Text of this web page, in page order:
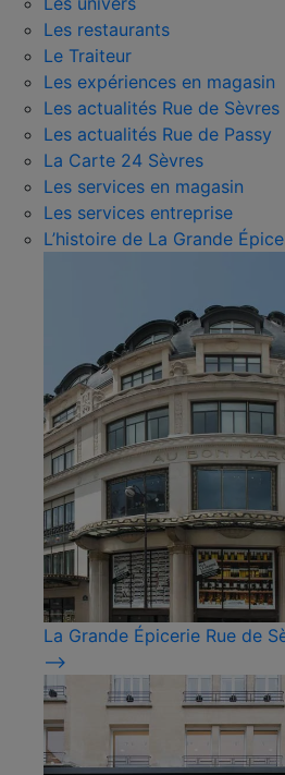
Les restaurants
Le Traiteur
Les expériences en magasin
Les actualités Rue de Sèvres
Les actualités Rue de Passy
La Carte 24 Sèvres
Les services en magasin
Les services entreprise
L’histoire de La Grande
La Grande Épicerie Rue de
⟶